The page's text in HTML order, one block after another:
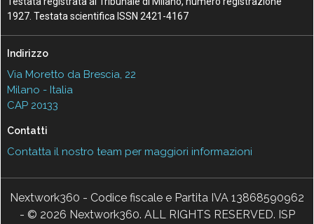
1927. Testata scientifica ISSN 2421-4167
Indirizzo
Via Moretto da Brescia, 22
Milano - Italia
CAP 20133
Contatti
Contatta il nostro team per maggiori informazioni
Nextwork360 - Codice fiscale e Partita IVA 13868590962
- © 2026 Nextwork360. ALL RIGHTS RESERVED. ISP